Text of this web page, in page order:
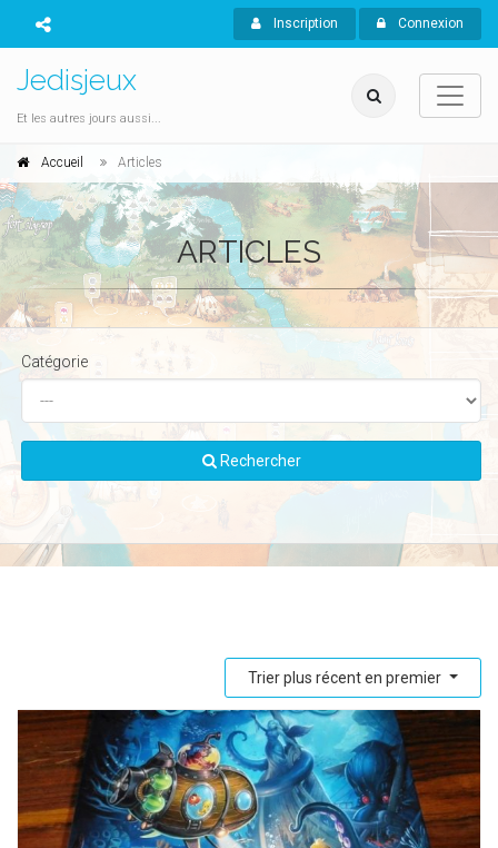
Inscription Connexion
Jedisjeux
Et les autres jours aussi...
Accueil Articles
ARTICLES
Catégorie
Rechercher
Trier plus récent en premier